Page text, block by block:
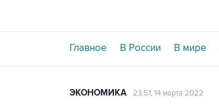
Главное В России В мире
ЭКОНОМИКА 23:51, 14 марта 2022